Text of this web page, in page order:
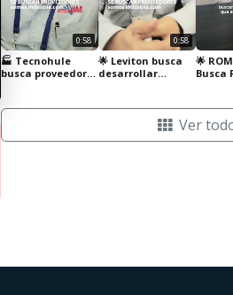
0:58
🏭 Tecnohule
busca proveedores
suministro! 🇲🇽
0:58
🌟 Leviton busca
desarrollar
México 🇲🇽
🌟
Busca
Ver